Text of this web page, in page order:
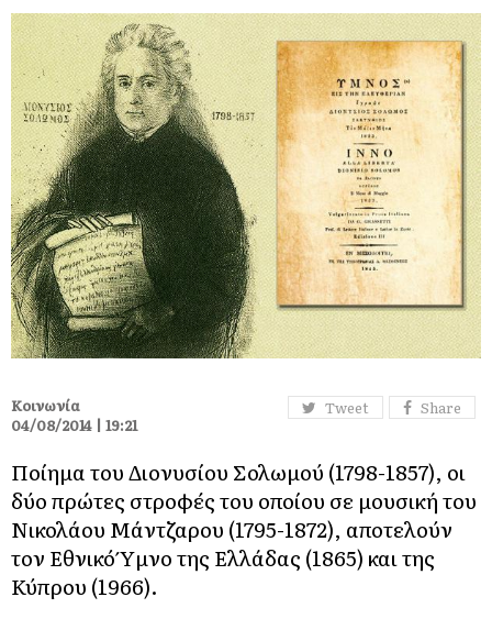
Tweet Share
Κοινωνία
04/08/2014 | 19:21
Ποίημα του Διονυσίου Σολωμού (1798-1857), οι
δύο πρώτες στροφές του οποίου σε μουσική του
Νικολάου Μάντζαρου (1795-1872), αποτελούν
τον Εθνικό Ύμνο της Ελλάδας (1865) και της
Κύπρου (1966).